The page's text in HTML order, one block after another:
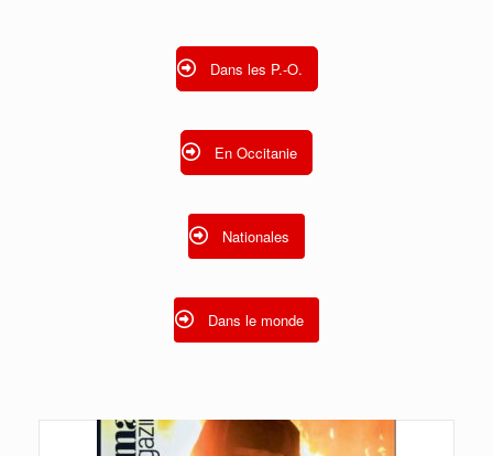
Dans les P.-O.
En Occitanie
Nationales
Dans le monde